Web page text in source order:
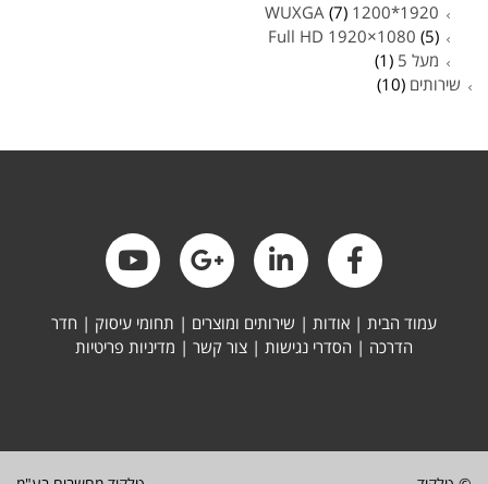
1920*1200 WUXGA
(7)
Full HD 1920×1080 (5)
מעל 5
(1)
שירותים (10)
עמוד הבית | אודות | שירותים ומוצרים | תחומי עיסוק | חדר
הדרכה | הסדרי נגישות | צור קשר | מדיניות פריטיות